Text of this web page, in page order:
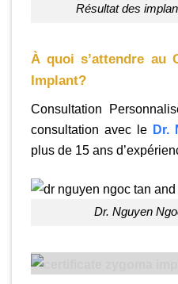
résultat des
À quoi s’attendre au
Implant?
Consultation
consultation avec le Dr.
plus de 15 ans
Dr. Nguyen